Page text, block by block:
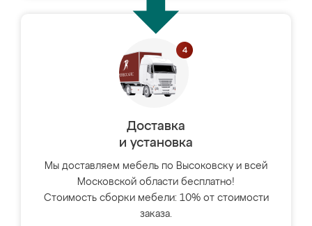
Доставка
и установка
Мы доставляем мебель по Высоковску и всей
Московской области бесплатно!
Стоимость сборки мебели: 10% от стоимости
заказа.